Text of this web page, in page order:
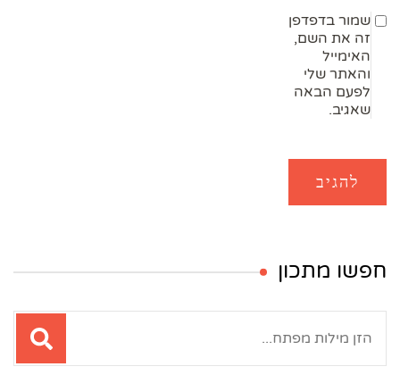
שמור בדפדפן
זה את השם,
האימייל
והאתר שלי
לפעם הבאה
שאגיב.
חפשו מתכון